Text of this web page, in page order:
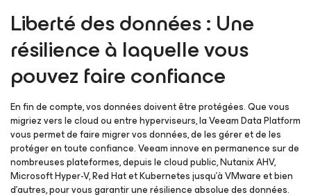
Liberté des données : Une
résilience à laquelle vous
pouvez faire confiance
En fin de compte, vos données doivent être protégées. Que vous
migriez vers le cloud ou entre hyperviseurs, la Veeam Data Platform
vous permet de faire migrer vos données, de les gérer et de les
protéger en toute confiance. Veeam innove en permanence sur de
nombreuses plateformes, depuis le cloud public, Nutanix AHV,
Microsoft Hyper-V, Red Hat et Kubernetes jusqu’à VMware et bien
d’autres, pour vous garantir une résilience absolue des données.